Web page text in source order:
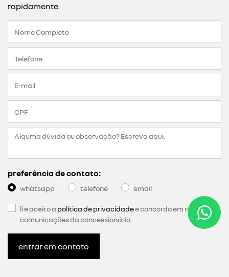
rapidamente.
preferência de contato:
whatsapp telefone email
li e aceito a política de privacidadee concordo em receber
comunicações da concessionária.
entrar em contato